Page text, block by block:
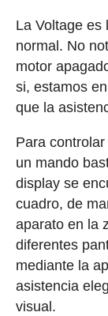
La Voltage es
normal. No
motor
si, estamos
que la
Para
un mando
display se
cuadro, de
aparato en la
diferentes
mediante la
asistencia
visual.